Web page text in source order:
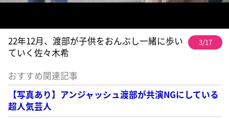
22年12月、渡部が子供をおんぶし一緒に歩い
ていく佐々木希
3/17
おすすめ関連記事
【写真あり】アンジャッシュ渡部が共演NGにしている
超人気芸人